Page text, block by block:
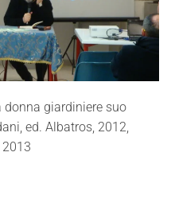
donna giardiniere suo
ed. Albatros, 2012,